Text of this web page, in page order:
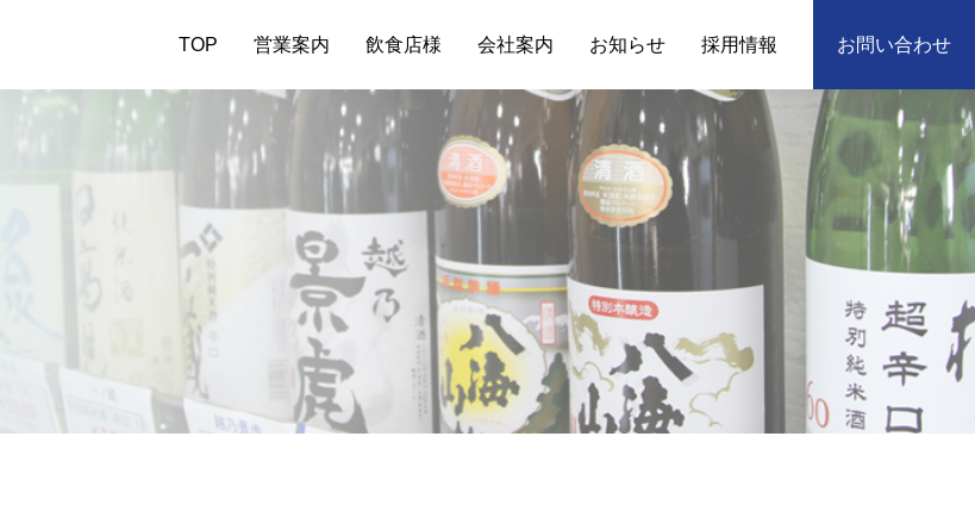
TOP 営業案内 飲食店様 会社案内 お知らせ 採用情報 お問い合わせ